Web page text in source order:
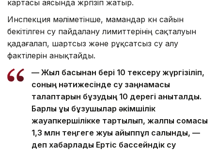
картасы аясында жүргізіп жатыр.
Инспекция мәліметінше, мамандар күн сайын
бекітілген су пайдалану лимиттерінің сақталуын
қадағалап, шартсыз және рұқсатсыз су алу
фактілерін анықтайды.
— Жыл басынан бері 10 тексеру жүргізіліп,
соның нәтижесінде су заңнамасы
талаптарын бұзудың 10 дерегі анықталды.
Барлық құқық бұзушылар әкімшілік
жауапкершілікке тартылып, жалпы сомасы
1,3 млн теңгеге жуық айыппұл салынды, —
деп хабарлады Ертіс бассейндік су